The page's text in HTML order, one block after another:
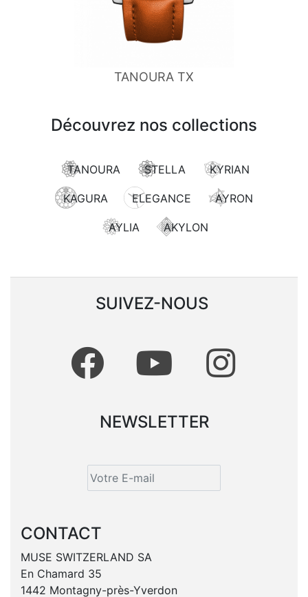
TANOURA TX
Découvrez nos collections
TANOURA STELLA KYRIAN
KAGURA ELEGANCE AYRON
AYLIA AKYLON
SUIVEZ-NOUS
NEWSLETTER
CONTACT
MUSE SWITZERLAND SA
En Chamard 35
1442 Montagny-près-Yverdon